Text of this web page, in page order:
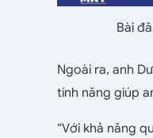
Bài
Ngoài ra, anh
tính năng giúp
“Với khả năng